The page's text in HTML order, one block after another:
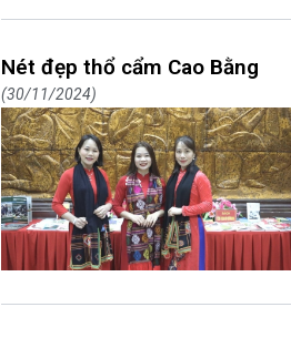
Nét đẹp thổ cẩm Cao Bằng
30/11/2024